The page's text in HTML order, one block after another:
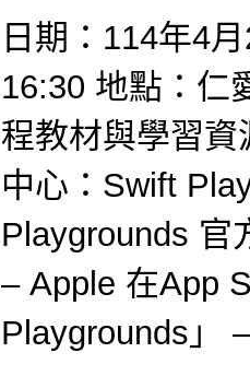
日期：114年4
16:30 地點：仁
程教材與學習
中心：Swift
Playgrounds 官
– Apple 在App
Playgrounds」